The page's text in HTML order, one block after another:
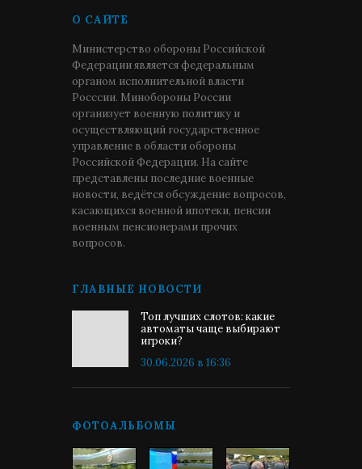
О САЙТЕ
Министерство обороны Российской
Федерации является федеральным
органом исполнительной власти
Росссии. Минобороны России
организует военную политику и
осуществляющий государственное
управление в области обороны
Российской Федерации. На сайте
представлены последние военные
новости, ведётся обсуждение вопросов,
касающихся военной ипотеки, пенсии
военным пенсионерами прочих
вопросов.
ГЛАВНЫЕ НОВОСТИ
Топ лучших слотов: какие
автоматы чаще выбирают
игроки?
30.06.2026 в 16:36
ФОТОАЛЬБОМЫ